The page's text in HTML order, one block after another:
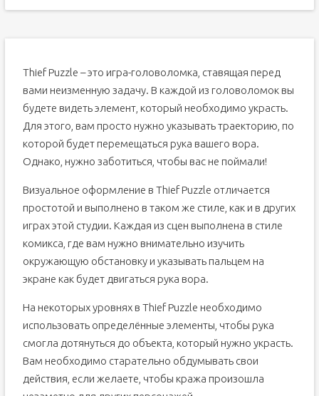
Thief Puzzle – это игра-головоломка, ставящая перед
вами неизменную задачу. В каждой из головоломок вы
будете видеть элемент, который необходимо украсть.
Для этого, вам просто нужно указывать траекторию, по
которой будет перемещаться рука вашего вора.
Однако, нужно заботиться, чтобы вас не поймали!
Визуальное оформление в Thief Puzzle отличается
простотой и выполнено в таком же стиле, как и в других
играх этой студии. Каждая из сцен выполнена в стиле
комикса, где вам нужно внимательно изучить
окружающую обстановку и указывать пальцем на
экране как будет двигаться рука вора.
На некоторых уровнях в Thief Puzzle необходимо
использовать определённые элементы, чтобы рука
смогла дотянуться до объекта, который нужно украсть.
Вам необходимо старательно обдумывать свои
действия, если желаете, чтобы кража произошла